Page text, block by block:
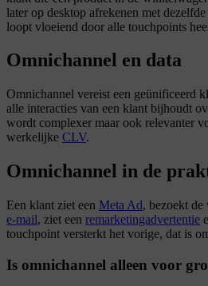
later op desktop afrekenen met dezelfde
loopt vloeiend door alle touchpoints
Omnichannel en data
Omnichannel vereist een geünificeerd
alle interacties van een klant bijhoudt
wordt complexer maar ook relevanter
werkelijke CLV.
Omnichannel in de
Een klant ziet een Meta Ad, bezoekt de
e-mail, ziet een remarketingadvertentie
touchpoint versterkt het vorige, dat is
Is omnichannel alleen voor